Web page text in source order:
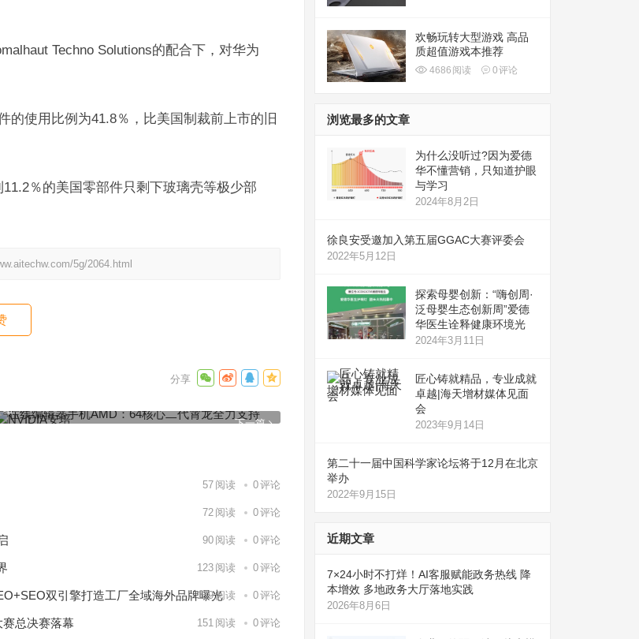
Techno Solutions的配合下，对华为
的使用比例为41.8％，比美国制裁前上市的旧
％的美国零部件只剩下玻璃壳等极少部
5g/2064.html
下一篇
培
57 阅读 0评论
72 阅读 0评论
90 阅读 0评论
123 阅读 0评论
双引擎打造工厂全域海外品牌曝光
139阅读 0评论
总决赛落幕 151 阅读 0评论
欢畅玩转大型游戏 高品
质超值游戏本推荐
4686 阅读 0评论
浏览最多的文章
为什么没听过?因为爱德
华不懂营销，只知道护眼
与学习
2024年8月2日
徐良安受邀加入第五届GGAC大赛评委会
2022年5月12日
探索母婴创新：“嗨创周·
泛母婴生态创新周”爱德
华医生诠释健康环境光
2024年3月11日
匠心铸就精品，专业成就
卓越|海天增材媒体见面
会
2023年9月14日
第二十一届中国科学家论坛将于12月在北京
举办
2022年9月15日
近期文章
7×24小时不打烊！AI客服赋能政务热线 降
本增效 多地政务大厅落地实践
2026年8月6日